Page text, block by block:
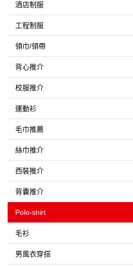
酒店制服
工程制服
領巾/領帶
背心推介
校服推介
運動衫
毛巾推薦
絲巾推介
西裝推介
背囊推介
Polo-shirt
毛衫
男風衣穿搭